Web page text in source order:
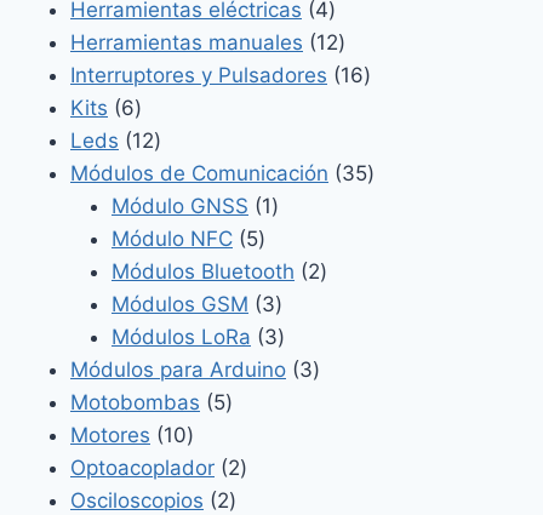
Herramientas eléctricas 44
productos
Herramientas manuales 1212
productos
Interruptores y Pulsadores 1616
Kits 66
productos
Leds 1212
productos
Módulos de Comunicación 3535
Módulo GNSS 11
Módulo NFC 55
productos
Módulos Bluetooth 22
Módulos GSM 33
productos
Módulos LoRa 33
productos
Módulos para Arduino 33
Motobombas 55
Motores 1010
productos
Optoacoplador 22
Osciloscopios 22